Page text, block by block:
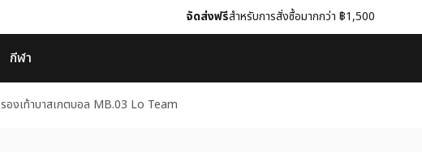
จัดส่งฟรีสำหรับการสั่งซื้อมากกว่า ฿1,500
กีฬา
รองเท้าบาสเกตบอล MB.03 Lo Team